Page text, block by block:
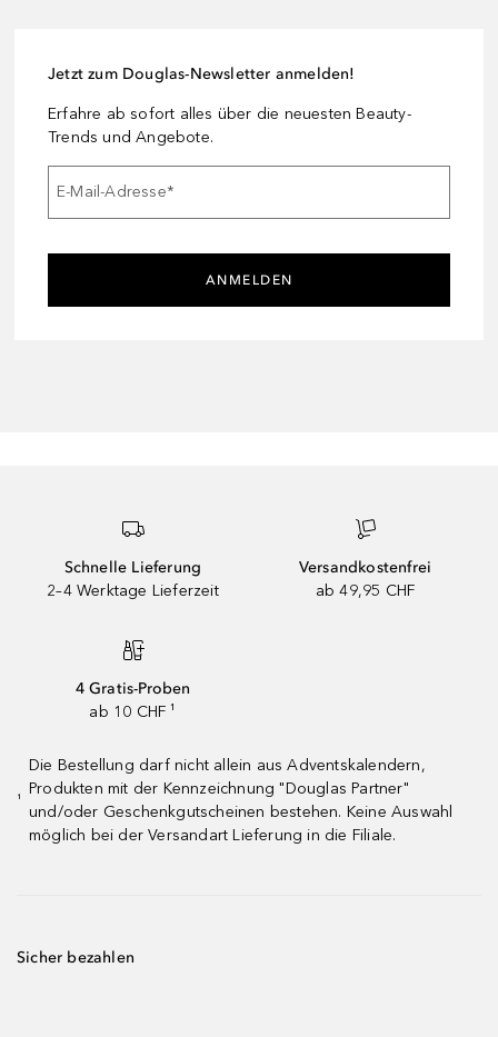
Jetzt zum Douglas-Newsletter anmelden!
Erfahre ab sofort alles über die neuesten Beauty-
Trends und Angebote.
E-Mail-Adresse*
ANMELDEN
Schnelle Lieferung
2–4 Werktage Lieferzeit
Versandkostenfrei
ab 49,95 CHF
4 Gratis-Proben
ab 10 CHF ¹
¹
Die Bestellung darf nicht allein aus Adventskalendern,
Produkten mit der Kennzeichnung "Douglas Partner"
und/oder Geschenkgutscheinen bestehen. Keine Auswahl
möglich bei der Versandart Lieferung in die Filiale.
Sicher bezahlen